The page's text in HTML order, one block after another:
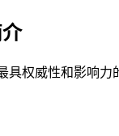
具权威性和影响